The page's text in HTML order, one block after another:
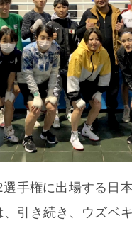
手権に出場する日
引き続き、ウズベ